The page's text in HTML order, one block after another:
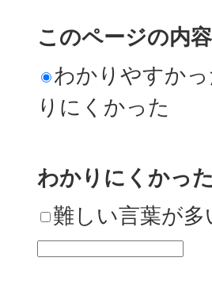
このページの内
わかりやすかっ
りにくかった
わかりにくかっ
難しい言葉が多